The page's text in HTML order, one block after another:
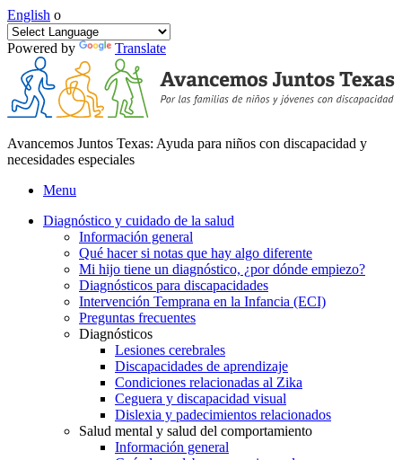
English o
Powered by Translate
Avancemos Juntos Texas: Ayuda para niños con discapacidad y
necesidades especiales
Menu
Diagnóstico y cuidado de la salud
Información general
Qué hacer si notas que hay algo diferente
Mi hijo tiene un diagnóstico, ¿por dónde empiezo?
Diagnósticos para discapacidades
Intervención Temprana en la Infancia (ECI)
Preguntas frecuentes
Diagnósticos
Lesiones cerebrales
Discapacidades de aprendizaje
Condiciones relacionadas al Zika
Ceguera y discapacidad visual
Dislexia y padecimientos relacionados
Salud mental y salud del comportamiento
Información general